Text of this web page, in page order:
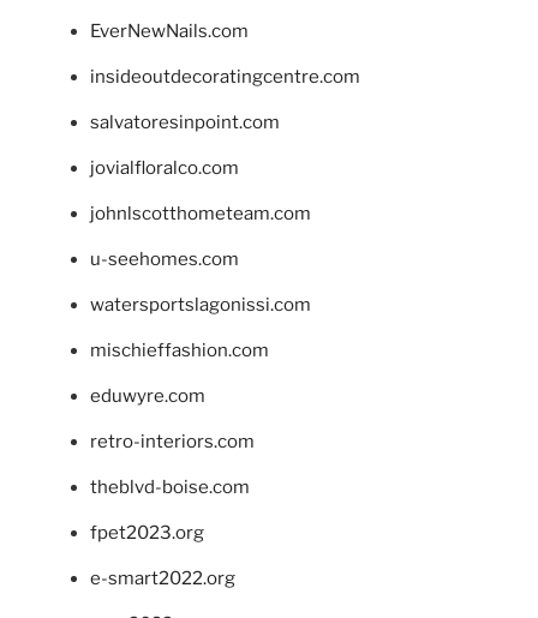
EverNewNails.com
insideoutdecoratingcentre.com
salvatoresinpoint.com
jovialfloralco.com
johnlscotthometeam.com
u-seehomes.com
watersportslagonissi.com
mischieffashion.com
eduwyre.com
retro-interiors.com
theblvd-boise.com
fpet2023.org
e-smart2022.org